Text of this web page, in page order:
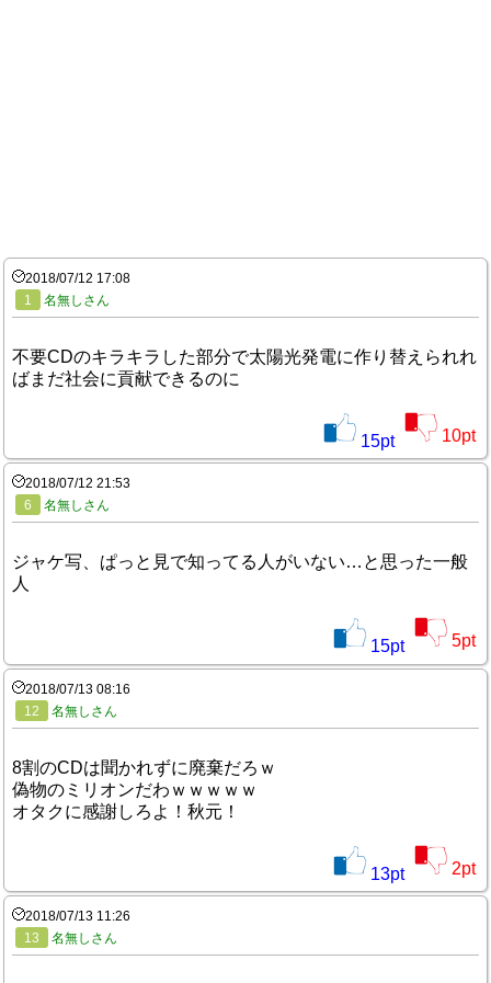
2018/07/12 17:08
1
名無しさん
不要CDのキラキラした部分で太陽光発電に作り替えられれ
ばまだ社会に貢献できるのに
15pt 10pt
2018/07/12 21:53
6
名無しさん
ジャケ写、ぱっと見で知ってる人がいない…と思った一般
人
15pt 5pt
2018/07/13 08:16
12
名無しさん
8割のCDは聞かれずに廃棄だろｗ
偽物のミリオンだわｗｗｗｗｗ
オタクに感謝しろよ！秋元！
13pt 2pt
2018/07/13 11:26
13
名無しさん